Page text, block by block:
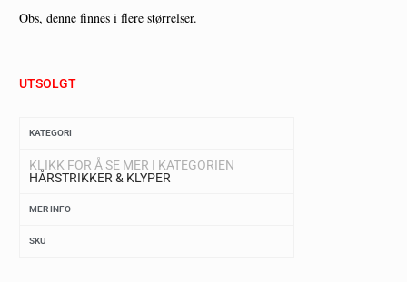
Obs, denne finnes i flere størrelser.
UTSOLGT
KATEGORI
KLIKK FOR Å SE MER I KATEGORIEN
HÅRSTRIKKER & KLYPER
MER INFO
SKU